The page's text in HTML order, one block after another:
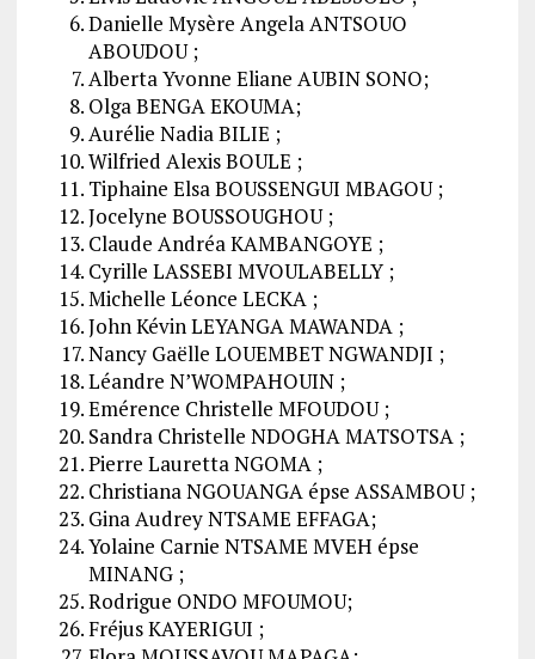
Danielle Mysère Angela ANTSOUO
ABOUDOU ;
Alberta Yvonne Eliane AUBIN SONO;
Olga BENGA EKOUMA;
Aurélie Nadia BILIE ;
Wilfried Alexis BOULE ;
Tiphaine Elsa BOUSSENGUI MBAGOU ;
Jocelyne BOUSSOUGHOU ;
Claude Andréa KAMBANGOYE ;
Cyrille LASSEBI MVOULABELLY ;
Michelle Léonce LECKA ;
John Kévin LEYANGA MAWANDA ;
Nancy Gaëlle LOUEMBET NGWANDJI ;
Léandre N’WOMPAHOUIN ;
Emérence Christelle MFOUDOU ;
Sandra Christelle NDOGHA MATSOTSA ;
Pierre Lauretta NGOMA ;
Christiana NGOUANGA épse ASSAMBOU ;
Gina Audrey NTSAME EFFAGA;
Yolaine Carnie NTSAME MVEH épse
MINANG ;
Rodrigue ONDO MFOUMOU;
Fréjus KAYERIGUI ;